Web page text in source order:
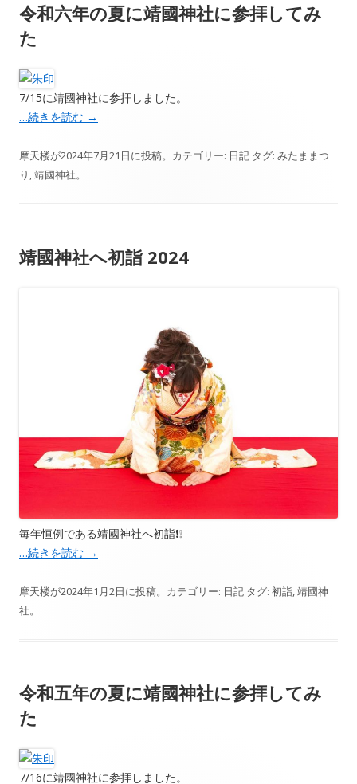
令和六年の夏に靖國神社に参拝してみ
た
7/15に靖國神社に参拝しました。
…続きを読む →
摩天楼が2024年7月21日に投稿。カテゴリー: 日記 タグ: みたままつ
り ,靖國神社。
靖國神社へ初詣 2024
毎年恒例である靖國神社へ初詣❗️❕
…続きを読む →
摩天楼が2024年1月2日に投稿。カテゴリー: 日記 タグ: 初詣,靖國神
社。
令和五年の夏に靖國神社に参拝してみ
た
7/16に靖國神社に参拝しました。